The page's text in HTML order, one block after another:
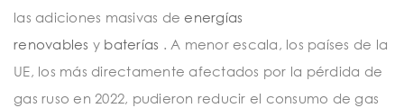
las adiciones masivas deenergías
renovables y baterías . A menor escala, los países de la
UE, los más directamente afectados por la pérdida de
gas ruso en 2022, pudieron reducir el consumo de gas